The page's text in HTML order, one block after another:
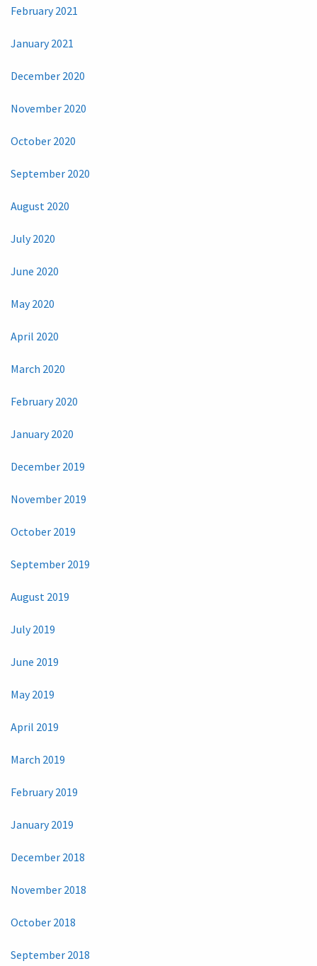
February 2021
January 2021
December 2020
November 2020
October 2020
September 2020
August 2020
July 2020
June 2020
May 2020
April 2020
March 2020
February 2020
January 2020
December 2019
November 2019
October 2019
September 2019
August 2019
July 2019
June 2019
May 2019
April 2019
March 2019
February 2019
January 2019
December 2018
November 2018
October 2018
September 2018